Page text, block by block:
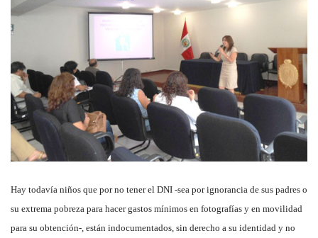
Hay todavía niños que por no tener el DNI -sea por ignorancia de sus padres o
su extrema pobreza para hacer gastos mínimos en fotografías y en movilidad
para su obtención-, están indocumentados, sin derecho a su identidad y no